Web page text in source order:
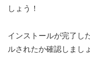
しょう！
インストールが完了し
ルされたか確認しまし